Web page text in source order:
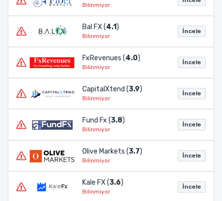
Bilinmiyor
Bal FX (4.1)
Bilinmiyor
İncele
FxRevenues (4.0)
Bilinmiyor
İncele
CapitalXtend (3.9)
Bilinmiyor
İncele
Fund Fx (3.8)
Bilinmiyor
İncele
Olive Markets (3.7)
Bilinmiyor
İncele
Kale FX (3.6)
Bilinmiyor
İncele